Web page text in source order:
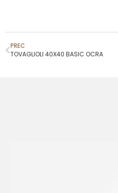
PREC
TOVAGLIOLI 40X40 BASIC OCRA